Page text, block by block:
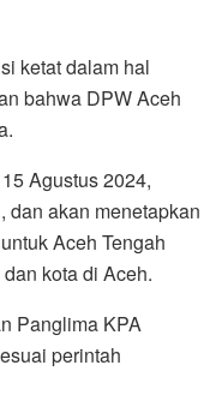
ketat dalam hal
bahwa DPW Aceh
Agustus 2024,
dan akan menetapkan
Aceh Tengah
kota di Aceh.
Panglima KPA
perintah